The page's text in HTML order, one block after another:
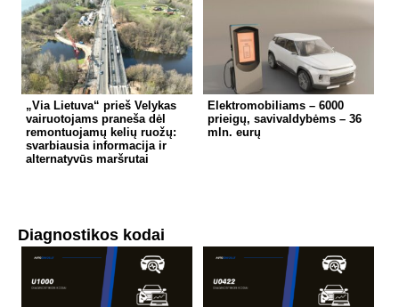
„Via Lietuva“ prieš Velykas
vairuotojams praneša dėl
remontuojamų kelių ruožų:
svarbiausia informacija ir
alternatyvūs maršrutai
Elektromobiliams – 6000
prieigų, savivaldybėms – 36
mln. eurų
Diagnostikos kodai